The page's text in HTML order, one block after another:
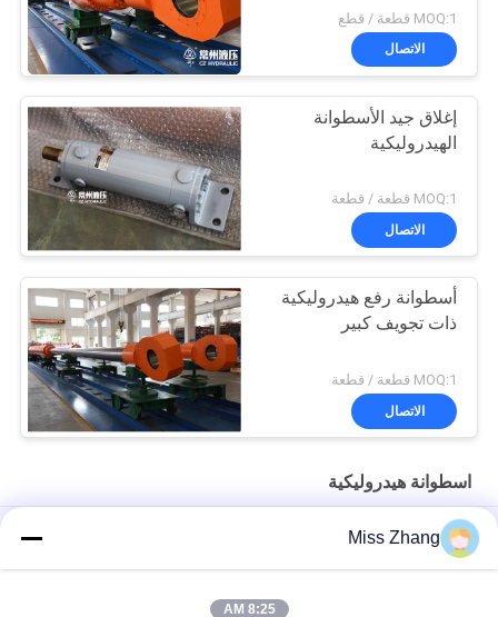
MOQ:1 قطعة / قطع
الاتصال
إغلاق جيد الأسطوانة
الهيدروليكية
MOQ:1 قطعة / قطعة
الاتصال
أسطوانة رفع هيدروليكية
ذات تجويف كبير
MOQ:1 قطعة / قطعة
الاتصال
اسطوانة هيدروليكية
شعاعي بوابة الثقيلة اسطوانة هيدروليكية / رافعة اسطوانة لصناعة
النفطMiss Zhang
8:25 AM